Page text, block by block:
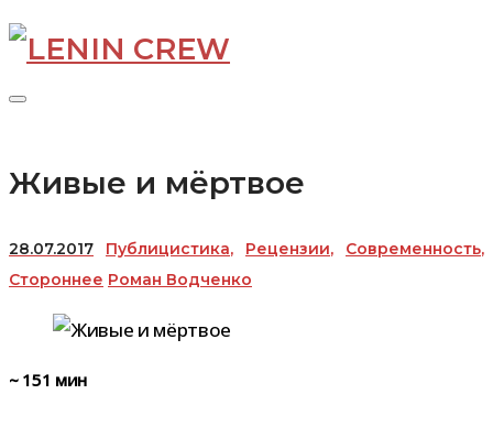
Живые и мёртвое
28.07.2017 Публицистика, Рецензии, Современность,
Стороннее Роман Водченко
~ 151 мин